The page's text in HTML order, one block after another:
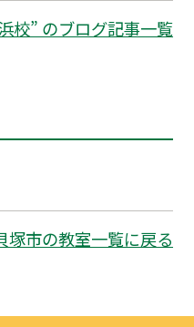
校” のブログ記事一覧
塚市の教室一覧に戻る